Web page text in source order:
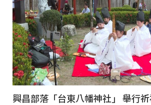
興昌部落「台東八幡神社」 舉行